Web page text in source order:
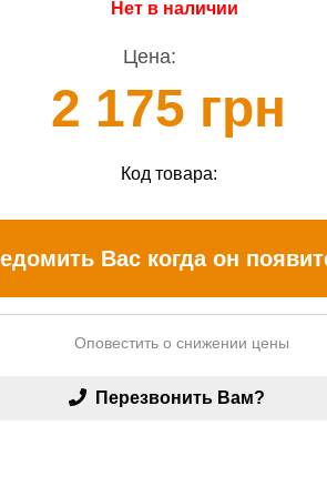
Нет в наличии
Цена:
2 175 грн
Код товара:
Вас когда он
Оповестить о снижении цены
Перезвонить Вам?